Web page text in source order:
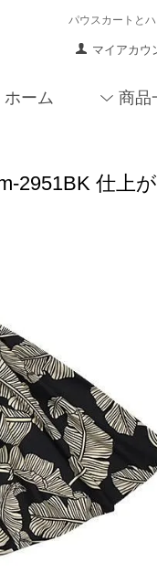
パウスカートと
マイアカウ
ホーム 商品
仕上